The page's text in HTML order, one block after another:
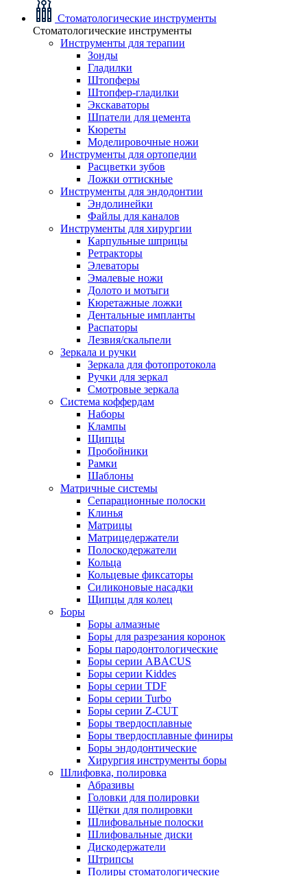
Стоматологические инструменты
Стоматологические инструменты
Инструменты для терапии
Зонды
Гладилки
Штопферы
Штопфер-гладилки
Экскаваторы
Шпатели для цемента
Кюреты
Моделировочные ножи
Инструменты для ортопедии
Расцветки зубов
Ложки оттискные
Инструменты для эндодонтии
Эндолинейки
Файлы для каналов
Инструменты для хирургии
Карпульные шприцы
Ретракторы
Элеваторы
Эмалевые ножи
Долото и мотыги
Кюретажные ложки
Дентальные импланты
Распаторы
Лезвия/скальпели
Зеркала и ручки
Зеркала для фотопротокола
Ручки для зеркал
Смотровые зеркала
Система коффердам
Наборы
Клампы
Щипцы
Пробойники
Рамки
Шаблоны
Матричные системы
Сепарационные полоски
Клинья
Матрицы
Матрицедержатели
Полоскодержатели
Кольца
Кольцевые фиксаторы
Силиконовые насадки
Щипцы для колец
Боры
Боры алмазные
Боры для разрезания коронок
Боры пародонтологические
Боры серии ABACUS
Боры серии Kiddes
Боры серии TDF
Боры серии Turbo
Боры серии Z-CUT
Боры твердосплавные
Боры твердосплавные финиры
Боры эндодонтические
Хирургия инструменты боры
Шлифовка, полировка
Абразивы
Головки для полировки
Щётки для полировки
Шлифовальные полоски
Шлифовальные диски
Дискодержатели
Штрипсы
Полиры стоматологические